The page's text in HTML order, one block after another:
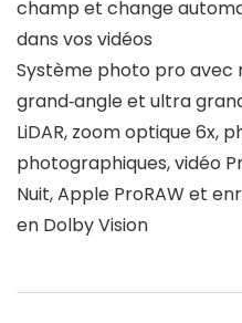
champ et change
dans vos vidéos
Système photo pro avec
grand‑angle et ultra
LiDAR, zoom optique 6x,
photographiques, vidéo
Nuit, Apple ProRAW et
en Dolby Vision